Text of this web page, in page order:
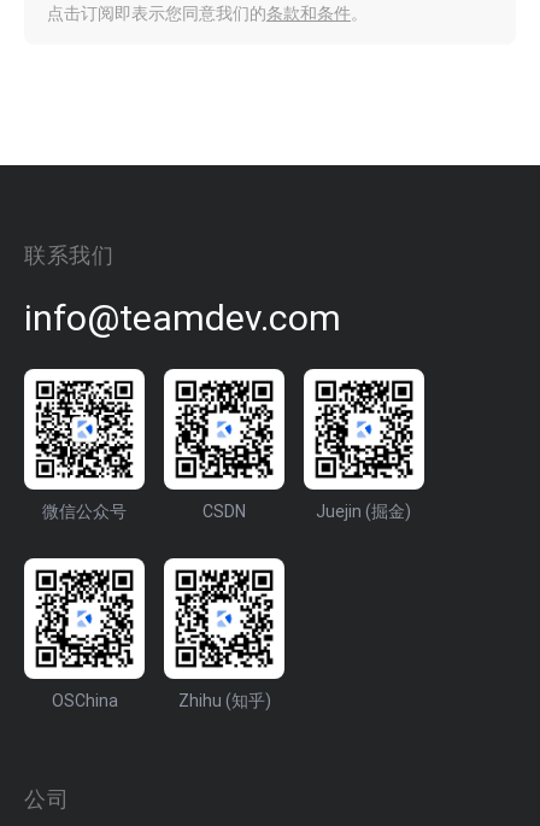
点击订阅即表示您同意我们的条款和条件。
联系我们
info@teamdev.com
微信公众号 CSDN Juejin (掘金)
OSChina Zhihu (知乎)
公司